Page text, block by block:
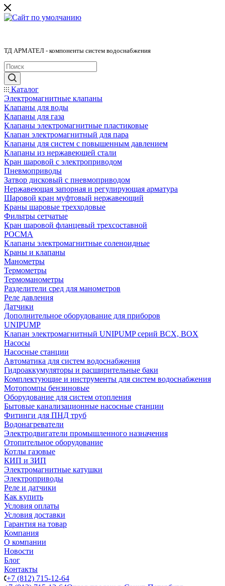
ТД АРМАТЕЛ - компоненты систем водоснабжения
Каталог
Электромагнитные клапаны
Клапаны для воды
Клапаны для газа
Клапаны электромагнитные пластиковые
Клапан электромагнитный для пара
Клапаны для систем с повышенным давлением
Клапаны из нержавеющей стали
Кран шаровой с электроприводом
Пневмоприводы
Затвор дисковый с пневмоприводом
Нержавеющая запорная и регулирующая арматура
Шаровой кран муфтовый нержавеющий
Краны шаровые трехходовые
Фильтры сетчатые
Кран шаровой фланцевый трехсоставной
РОСМА
Клапаны электромагнитные соленоидные
Краны и клапаны
Манометры
Термометры
Термоманометры
Разделители сред для манометров
Реле давления
Датчики
Дополнительное оборудование для приборов
UNIPUMP
Клапан электромагнитный UNIPUMP серий BCX, BOX
Насосы
Насосные станции
Автоматика для систем водоснабжения
Гидроаккумуляторы и расширительные баки
Комплектующие и инструменты для систем водоснабжения
Мотопомпы бензиновые
Оборудование для систем отопления
Бытовые канализационные насосные станции
Фитинги для ПНД труб
Водонагреватели
Электродвигатели промышленного назначения
Отопительное оборудование
Котлы газовые
КИП и ЗИП
Электромагнитные катушки
Электроприводы
Реле и датчики
Как купить
Условия оплаты
Условия доставки
Гарантия на товар
Компания
О компании
Новости
Блог
Контакты
+7 (812) 715-12-64